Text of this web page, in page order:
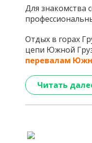
Для знакомства
Отдых в горах
цепи Южной
перевалам
Читать